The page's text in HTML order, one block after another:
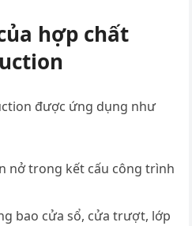
hợp chất
được ứng dụng như
nở trong kết cấu công trình
bao cửa sổ, cửa trượt, lớp